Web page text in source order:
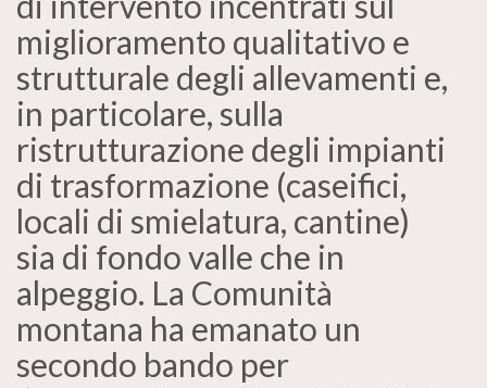
miglioramento qualitativo e
strutturale degli allevamenti e,
in particolare, sulla
ristrutturazione degli impianti
di trasformazione (caseifici,
locali di smielatura, cantine)
sia di fondo valle che in
alpeggio. La Comunità
montana ha emanato un
secondo bando per